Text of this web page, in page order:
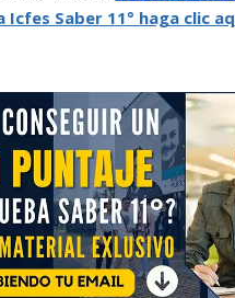
Icfes Saber 11° haga clic